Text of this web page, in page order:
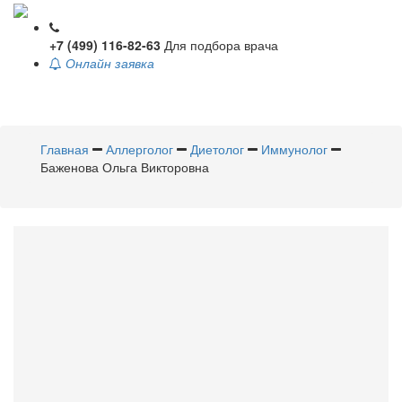
+7 (499) 116-82-63 Для подбора врача
Онлайн заявка
Главная
Аллерголог Диетолог
Иммунолог
Баженова Ольга Викторовна